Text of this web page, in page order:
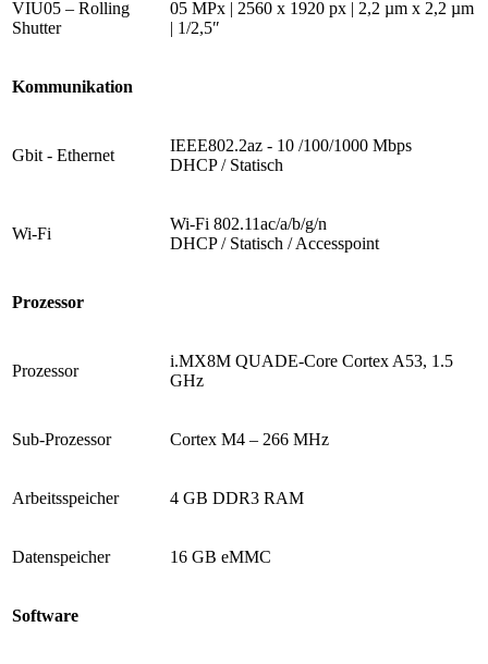
VIU05 – Rolling
Shutter
05 MPx | 2560 x 1920 px | 2,2 µm x 2,2 µm
| 1/2,5″
Kommunikation
Gbit - Ethernet
IEEE802.2az - 10 /100/1000 Mbps
DHCP / Statisch
Wi-Fi
Wi-Fi 802.11ac/a/b/g/n
DHCP / Statisch / Accesspoint
Prozessor
Prozessor
i.MX8M QUADE-Core Cortex A53, 1.5
GHz
Sub-Prozessor Cortex M4 – 266 MHz
Arbeitsspeicher 4 GB DDR3 RAM
Datenspeicher 16 GB eMMC
Software